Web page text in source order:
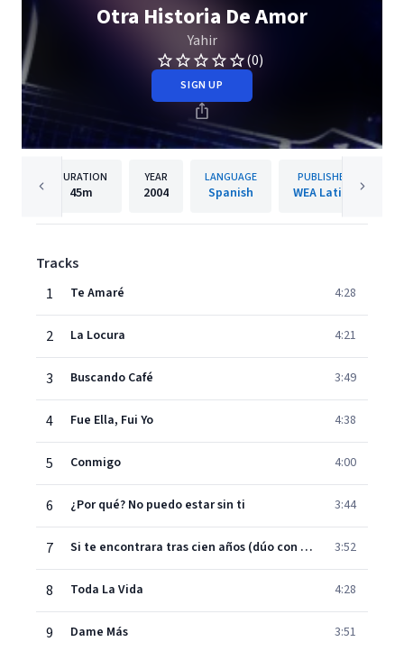
Otra Historia De Amor
Yahir
(0)
SIGN UP
DURATION
45m
YEAR
2004
LANGUAGE
Spanish
PUBLISHER
WEA Latina
Tracks
1
Te Amaré 4:28
2 La Locura 4:21
3 Buscando Café 3:49
4 Fue Ella, Fui Yo 4:38
5 Conmigo 4:00
6 ¿Por qué? No puedo estar sin ti 3:44
7 Si te encontrara tras cien años (dúo con Lena) 3:52
8 Toda La Vida 4:28
9 Dame Más 3:51